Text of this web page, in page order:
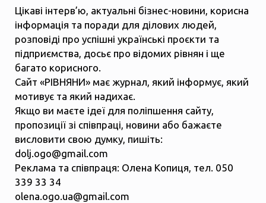
Цікаві інтерв’ю, актуальні бізнес-новини, корисна
інформація та поради для ділових людей,
розповіді про успішні українські проєкти та
підприємства, досьє про відомих рівнян і ще
багато корисного.
Сайт «РІВНЯНИ» має журнал, який інформує, який
мотивує та який надихає.
Якщо ви маєте ідеї для поліпшення сайту,
пропозиції зі співпраці, новини або бажаєте
висловити свою думку, пишіть:
dolj.ogo@gmail.com
Реклама та співпраця: Олена Копиця, тел. 050
339 33 34
olena.ogo.ua@gmail.com